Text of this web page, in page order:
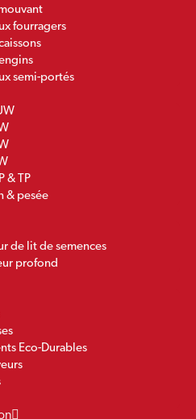
fourragers
semi-portés
& TP
& pesée
de lit de semences
profond
Eco-Durables